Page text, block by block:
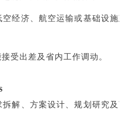
经济、航空运输或基础设施建
受出差及省内工作调动。
解、方案设计、规划研究及商